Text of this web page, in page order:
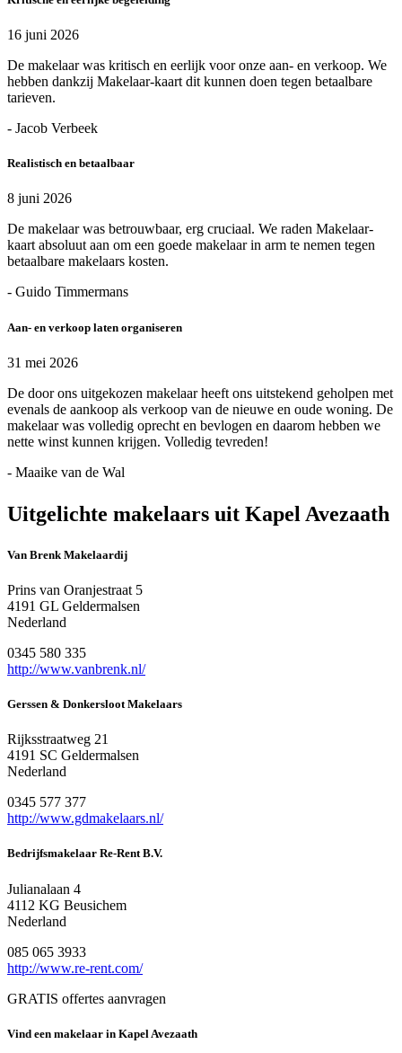
16 juni 2026
De makelaar was kritisch en eerlijk voor onze aan- en verkoop. We
hebben dankzij Makelaar-kaart dit kunnen doen tegen betaalbare
tarieven.
- Jacob Verbeek
Realistisch en betaalbaar
8 juni 2026
De makelaar was betrouwbaar, erg cruciaal. We raden Makelaar-
kaart absoluut aan om een goede makelaar in arm te nemen tegen
betaalbare makelaars kosten.
- Guido Timmermans
Aan- en verkoop laten organiseren
31 mei 2026
De door ons uitgekozen makelaar heeft ons uitstekend geholpen met
evenals de aankoop als verkoop van de nieuwe en oude woning. De
makelaar was volledig oprecht en bevlogen en daarom hebben we
nette winst kunnen krijgen. Volledig tevreden!
- Maaike van de Wal
Uitgelichte makelaars uit Kapel Avezaath
Van Brenk Makelaardij
Prins van Oranjestraat 5
4191 GL Geldermalsen
Nederland
0345 580 335
http://www.vanbrenk.nl/
Gerssen & Donkersloot Makelaars
Rijksstraatweg 21
4191 SC Geldermalsen
Nederland
0345 577 377
http://www.gdmakelaars.nl/
Bedrijfsmakelaar Re-Rent B.V.
Julianalaan 4
4112 KG Beusichem
Nederland
085 065 3933
http://www.re-rent.com/
GRATIS offertes aanvragen
Vind een makelaar in Kapel Avezaath